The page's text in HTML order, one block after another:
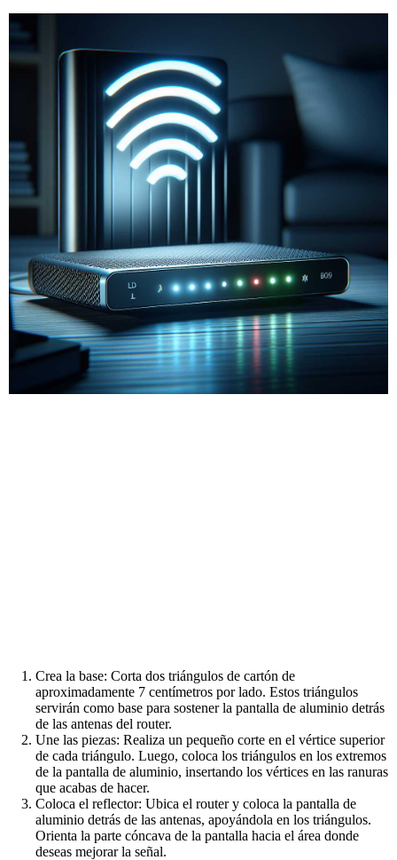
Crea la base: Corta dos triángulos de cartón de
aproximadamente 7 centímetros por lado. Estos triángulos
servirán como base para sostener la pantalla de aluminio detrás
de las antenas del router.
Une las piezas: Realiza un pequeño corte en el vértice superior
de cada triángulo. Luego, coloca los triángulos en los extremos
de la pantalla de aluminio, insertando los vértices en las ranuras
que acabas de hacer.
Coloca el reflector: Ubica el router y coloca la pantalla de
aluminio detrás de las antenas, apoyándola en los triángulos.
Orienta la parte cóncava de la pantalla hacia el área donde
deseas mejorar la señal.